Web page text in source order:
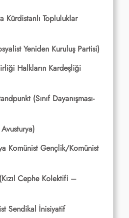
Kürdistanlı Topluluklar
Yeniden Kuruluş Partisi)
Halkların Kardeşliği
(Sınıf Dayanışması-
Komünist Gençlik/Komünist
Cephe Kolektifi –
Sendikal İnisiyatif